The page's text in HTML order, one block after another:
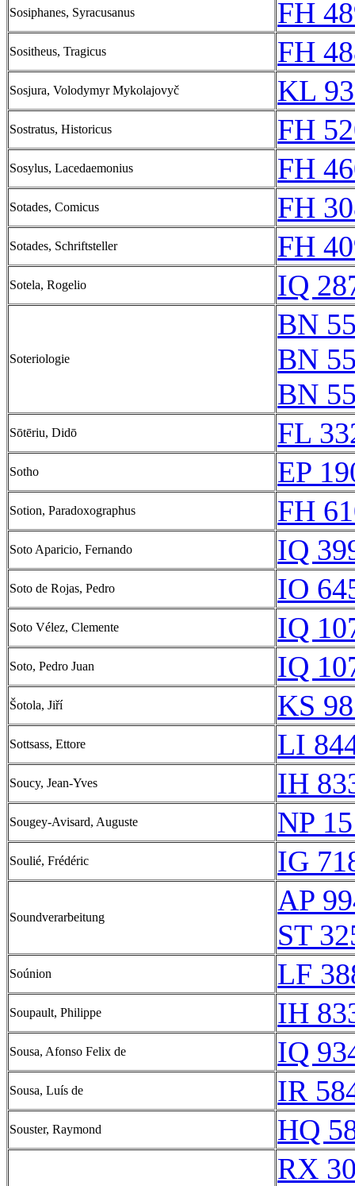
Sosiphanes, Syracusanus FH
Sositheus, Tragicus FH
Sosjura, Volodymyr Mykolajovyč KL
Sostratus, Historicus FH
Sosylus, Lacedaemonius FH
Sotades, Comicus FH
Sotades, Schriftsteller FH
Sotela, Rogelio IQ
Soteriologie
BN
BN
BN
Sōtēriu, Didō FL
Sotho EP
Sotion, Paradoxographus FH
Soto Aparicio, Fernando IQ
Soto de Rojas, Pedro IO
Soto Vélez, Clemente IQ
Soto, Pedro Juan IQ
Šotola, Jiří KS
Sottsass, Ettore LI
Soucy, Jean-Yves IH
Sougey-Avisard, Auguste NP
Soulié, Frédéric IG
Soundverarbeitung
AP
ST
Soúnion LF
Soupault, Philippe IH
Sousa, Afonso Felix de IQ
Sousa, Luís de IR
Souster, Raymond
HQ
RX